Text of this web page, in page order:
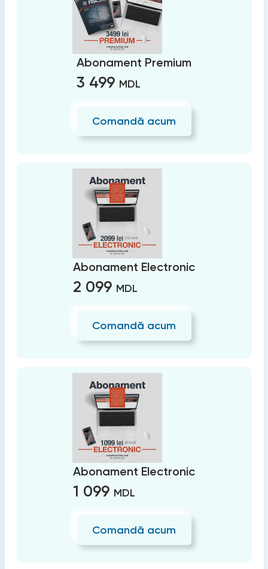
Abonament Premium
3 499 MDL
Comandă acum
Abonament Electronic
2 099 MDL
Comandă acum
Abonament Electronic
1 099 MDL
Comandă acum